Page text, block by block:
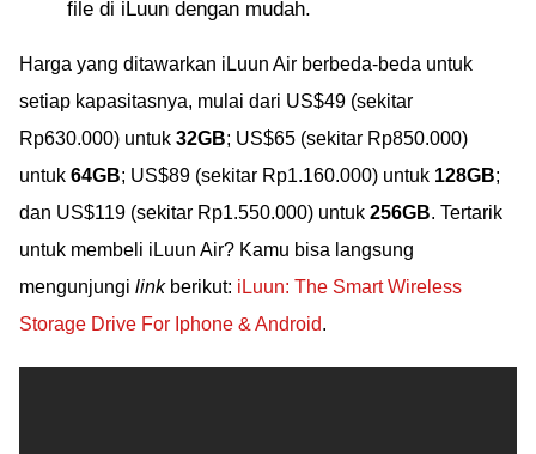
file di iLuun dengan mudah.
Harga yang ditawarkan iLuun Air berbeda-beda untuk
setiap kapasitasnya, mulai dari US$49 (sekitar
Rp630.000) untuk 32GB; US$65 (sekitar Rp850.000)
untuk 64GB; US$89 (sekitar Rp1.160.000) untuk 128GB;
dan US$119 (sekitar Rp1.550.000) untuk 256GB. Tertarik
untuk membeli iLuun Air? Kamu bisa langsung
mengunjungi linkberikut: iLuun: The Smart Wireless
Storage Drive For Iphone & Android.